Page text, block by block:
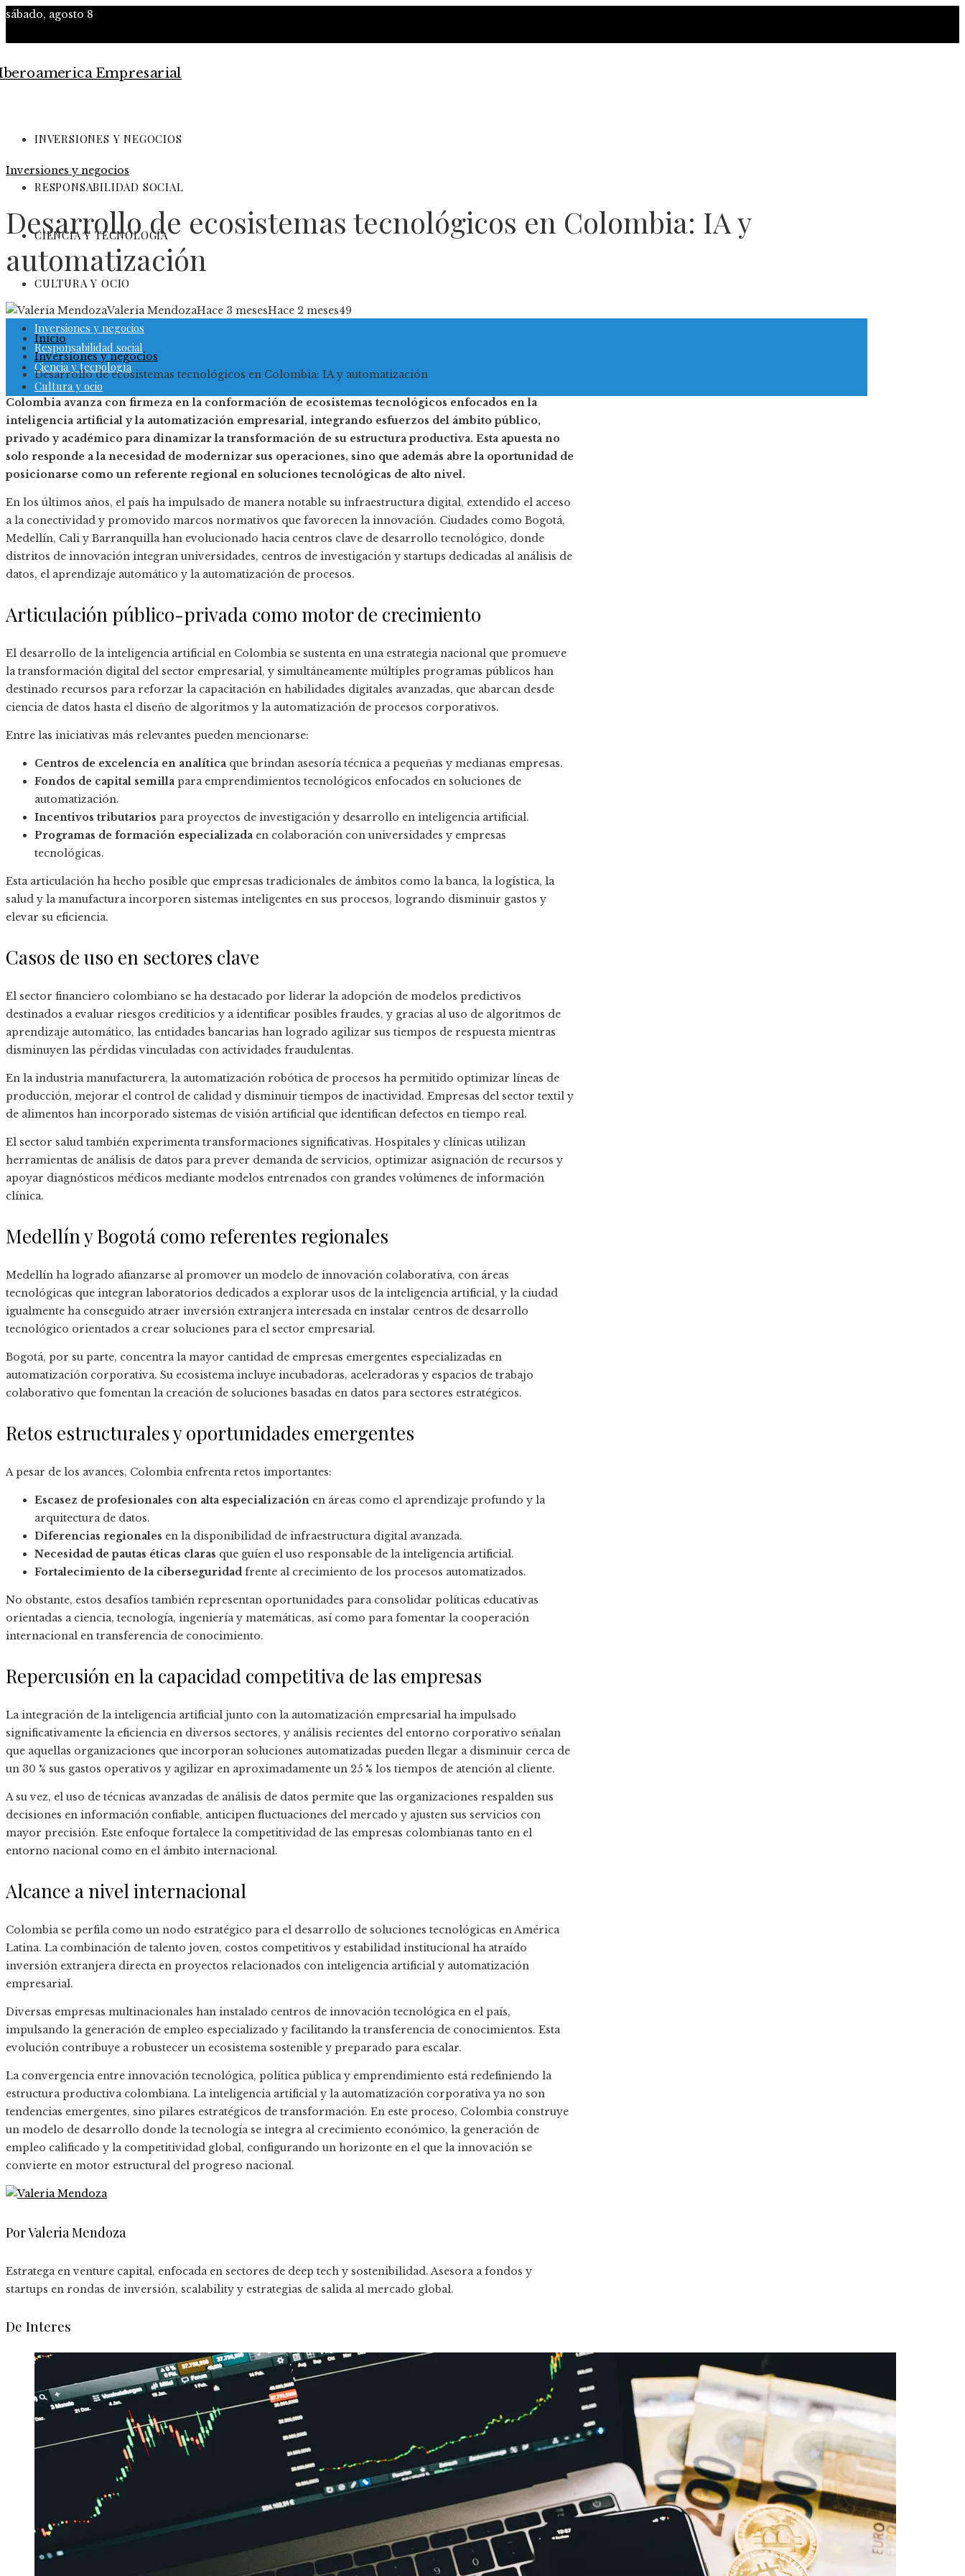
sábado, agosto 8
INVERSIONES Y NEGOCIOS
RESPONSABILIDAD SOCIAL
CIENCIA Y TECNOLOGÍA
CULTURA Y OCIO
Inversiones y negocios
Responsabilidad social
Ciencia y tecnología
Cultura y ocio
Inversiones y negocios
Desarrollo de ecosistemas tecnológicos en Colombia: IA y
automatización
Valeria MendozaHace 3 mesesHace 2 meses49
Inicio
Inversiones y negocios
Desarrollo de ecosistemas tecnológicos en Colombia: IA y automatización
Colombia avanza con firmeza en la conformación de ecosistemas tecnológicos enfocados en la
inteligencia artificial y la automatización empresarial, integrando esfuerzos del ámbito público,
privado y académico para dinamizar la transformación de su estructura productiva. Esta apuesta no
solo responde a la necesidad de modernizar sus operaciones, sino que además abre la oportunidad de
posicionarse como un referente regional en soluciones tecnológicas de alto nivel.
En los últimos años, el país ha impulsado de manera notable su infraestructura digital, extendido el acceso
a la conectividad y promovido marcos normativos que favorecen la innovación. Ciudades como Bogotá,
Medellín, Cali y Barranquilla han evolucionado hacia centros clave de desarrollo tecnológico, donde
distritos de innovación integran universidades, centros de investigación y startups dedicadas al análisis de
datos, el aprendizaje automático y la automatización de procesos.
Articulación público-privada como motor de crecimiento
El desarrollo de la inteligencia artificial en Colombia se sustenta en una estrategia nacional que promueve
la transformación digital del sector empresarial, y simultáneamente múltiples programas públicos han
destinado recursos para reforzar la capacitación en habilidades digitales avanzadas, que abarcan desde
ciencia de datos hasta el diseño de algoritmos y la automatización de procesos corporativos.
Entre las iniciativas más relevantes pueden mencionarse:
Centros de excelencia en analítica que brindan asesoría técnica a pequeñas y medianas empresas.
Fondos de capital semilla para emprendimientos tecnológicos enfocados en soluciones de
automatización.
Incentivos tributarios para proyectos de investigación y desarrollo en inteligencia artificial.
Programas de formación especializada en colaboración con universidades y empresas
tecnológicas.
Esta articulación ha hecho posible que empresas tradicionales de ámbitos como la banca, la logística, la
salud y la manufactura incorporen sistemas inteligentes en sus procesos, logrando disminuir gastos y
elevar su eficiencia.
Casos de uso en sectores clave
El sector financiero colombiano se ha destacado por liderar la adopción de modelos predictivos
destinados a evaluar riesgos crediticios y a identificar posibles fraudes, y gracias al uso de algoritmos de
aprendizaje automático, las entidades bancarias han logrado agilizar sus tiempos de respuesta mientras
disminuyen las pérdidas vinculadas con actividades fraudulentas.
En la industria manufacturera, la automatización robótica de procesos ha permitido optimizar líneas de
producción, mejorar el control de calidad y disminuir tiempos de inactividad. Empresas del sector textil y
de alimentos han incorporado sistemas de visión artificial que identifican defectos en tiempo real.
El sector salud también experimenta transformaciones significativas. Hospitales y clínicas utilizan
herramientas de análisis de datos para prever demanda de servicios, optimizar asignación de recursos y
apoyar diagnósticos médicos mediante modelos entrenados con grandes volúmenes de información
clínica.
Medellín y Bogotá como referentes regionales
Medellín ha logrado afianzarse al promover un modelo de innovación colaborativa, con áreas
tecnológicas que integran laboratorios dedicados a explorar usos de la inteligencia artificial, y la ciudad
igualmente ha conseguido atraer inversión extranjera interesada en instalar centros de desarrollo
tecnológico orientados a crear soluciones para el sector empresarial.
Bogotá, por su parte, concentra la mayor cantidad de empresas emergentes especializadas en
automatización corporativa. Su ecosistema incluye incubadoras, aceleradoras y espacios de trabajo
colaborativo que fomentan la creación de soluciones basadas en datos para sectores estratégicos.
Retos estructurales y oportunidades emergentes
A pesar de los avances, Colombia enfrenta retos importantes:
Escasez de profesionales con alta especialización en áreas como el aprendizaje profundo y la
arquitectura de datos.
Diferencias regionales en la disponibilidad de infraestructura digital avanzada.
Necesidad de pautas éticas claras que guíen el uso responsable de la inteligencia artificial.
Fortalecimiento de la ciberseguridad frente al crecimiento de los procesos automatizados.
No obstante, estos desafíos también representan oportunidades para consolidar políticas educativas
orientadas a ciencia, tecnología, ingeniería y matemáticas, así como para fomentar la cooperación
internacional en transferencia de conocimiento.
Repercusión en la capacidad competitiva de las empresas
La integración de la inteligencia artificial junto con la automatización empresarial ha impulsado
significativamente la eficiencia en diversos sectores, y análisis recientes del entorno corporativo señalan
que aquellas organizaciones que incorporan soluciones automatizadas pueden llegar a disminuir cerca de
un 30 % sus gastos operativos y agilizar en aproximadamente un 25 % los tiempos de atención al cliente.
A su vez, el uso de técnicas avanzadas de análisis de datos permite que las organizaciones respalden sus
decisiones en información confiable, anticipen fluctuaciones del mercado y ajusten sus servicios con
mayor precisión. Este enfoque fortalece la competitividad de las empresas colombianas tanto en el
entorno nacional como en el ámbito internacional.
Alcance a nivel internacional
Colombia se perfila como un nodo estratégico para el desarrollo de soluciones tecnológicas en América
Latina. La combinación de talento joven, costos competitivos y estabilidad institucional ha atraído
inversión extranjera directa en proyectos relacionados con inteligencia artificial y automatización
empresarial.
Diversas empresas multinacionales han instalado centros de innovación tecnológica en el país,
impulsando la generación de empleo especializado y facilitando la transferencia de conocimientos. Esta
evolución contribuye a robustecer un ecosistema sostenible y preparado para escalar.
La convergencia entre innovación tecnológica, política pública y emprendimiento está redefiniendo la
estructura productiva colombiana. La inteligencia artificial y la automatización corporativa ya no son
tendencias emergentes, sino pilares estratégicos de transformación. En este proceso, Colombia construye
un modelo de desarrollo donde la tecnología se integra al crecimiento económico, la generación de
empleo calificado y la competitividad global, configurando un horizonte en el que la innovación se
convierte en motor estructural del progreso nacional.
Por Valeria Mendoza
Estratega en venture capital, enfocada en sectores de deep tech y sostenibilidad. Asesora a fondos y
startups en rondas de inversión, scalability y estrategias de salida al mercado global.
De Interes